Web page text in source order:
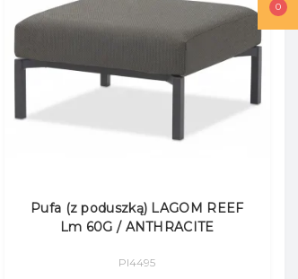
0
Pufa (z poduszką) LAGOM REEF
Lm 60G / ANTHRACITE
Pl4495